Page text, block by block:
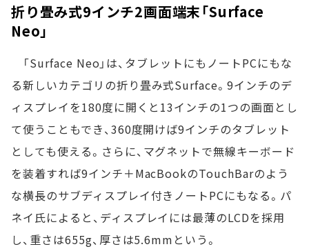
折り畳み式9インチ2画面端末「Surface
Neo」
「Surface Neo」は、タブレットにもノートPCにもな
る新しいカテゴリの折り畳み式Surface。9インチのデ
ィスプレイを180度に開くと13インチの1つの画面とし
て使うこともでき、360度開けば9インチのタブレット
としても使える。さらに、マグネットで無線キーボード
を装着すれば9インチ＋MacBookのTouchBarのよう
な横長のサブディスプレイ付きノートPCにもなる。パ
ネイ氏によると、ディスプレイには最薄のLCDを採用
し、重さは655g、厚さは5.6mmという。